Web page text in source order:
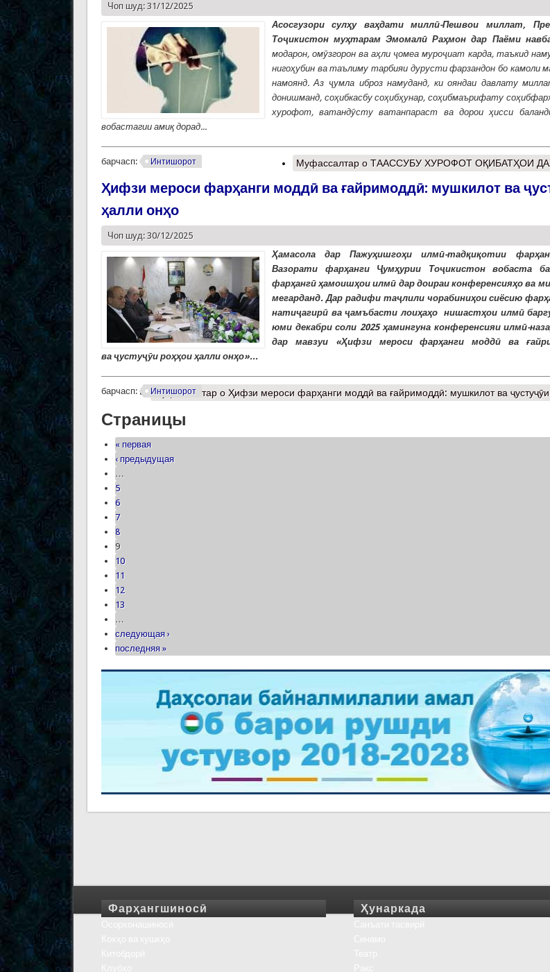
Чоп шуд: 31/12/2025
Асосгузори сулҳу ваҳдати миллӣ-Пешвои миллат,
Тоҷикистон муҳтарам Эмомалӣ Раҳмон дар Паёми
модарон, омӯзгорон ва аҳли ҷомеа муроҷиат карда, таъкид
нигоҳубин ва таълиму тарбияи дурусти фарзандон бо камоли
намоянд. Аз ҷумла иброз намуданд, ки ояндаи давлату
донишманд, соҳибкасбу соҳибҳунар, соҳибмаърифату
хурофот, ватандӯсту ватанпараст ва дорои ҳисси
вобастагии амиқ дорад...
барчасп: Интишорот Муфассалтар о ТААССУБУ ХУРОФОТ ОҚИБАТҲОИ
Ҳифзи мероси фарҳанги моддӣ ва ғайримоддӣ: мушкилот ва
ҳалли онҳо
Чоп шуд: 30/12/2025
Ҳамасола дар Пажуҳишгоҳи илмӣ-тадқиқотии
Вазорати фарҳанги Ҷумҳурии Тоҷикистон вобаста
фарҳангӣ ҳамоишҳои илмӣ дар доираи конференсияҳо ва
мегарданд. Дар радифи таҷлили чорабиниҳои сиёсию
натиҷагирӣ ва ҷамъбасти лоиҳаҳо нишастҳои илмӣ
юми декабри соли 2025 ҳамингуна конференсияи илмӣ-
дар мавзуи «Ҳифзи мероси фарҳанги моддӣ ва
ва ҷустуҷӯи роҳҳои ҳалли онҳо»...
барчасп: Интишорот
Муфассалтар о Ҳифзи мероси фарҳанги моддӣ ва ғайримоддӣ: мушкилот ва
Страницы
« первая
‹ предыдущая
…
5
6
7
8
9
10
11
12
13
…
следующая ›
последняя »
Фарҳангшиносӣ Ҳунаркада